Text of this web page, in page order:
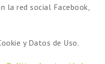
la red social Facebook,
y Datos de Uso.